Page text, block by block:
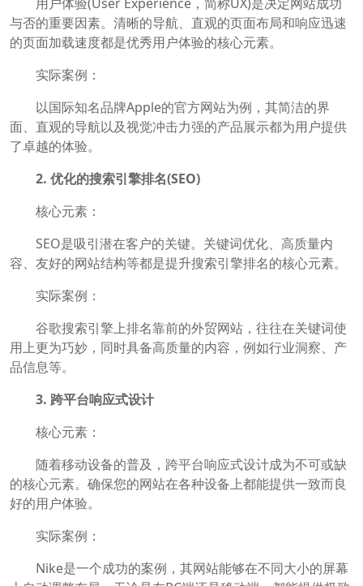
与否的重要因素。清晰的导航、直观的页面布局和响应迅速
的页面加载速度都是优秀用户体验的核心元素。
实际案例：
以国际知名品牌Apple的官方网站为例，其简洁的界
面、直观的导航以及视觉冲击力强的产品展示都为用户提供
了卓越的体验。
2. 优化的搜索引擎排名(SEO)
核心元素：
SEO是吸引潜在客户的关键。关键词优化、高质量内
容、友好的网站结构等都是提升搜索引擎排名的核心元素。
实际案例：
谷歌搜索引擎上排名靠前的外贸网站，往往在关键词使
用上更为巧妙，同时具备高质量的内容，例如行业洞察、产
品信息等。
3. 跨平台响应式设计
核心元素：
随着移动设备的普及，跨平台响应式设计成为不可或缺
的核心元素。确保您的网站在各种设备上都能提供一致而良
好的用户体验。
实际案例：
Nike是一个成功的案例，其网站能够在不同大小的屏幕